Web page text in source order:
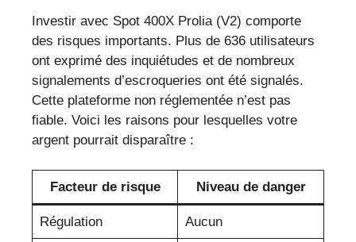
Investir avec Spot 400X Prolia (V2) comporte
des risques importants. Plus de 636 utilisateurs
ont exprimé des inquiétudes et de nombreux
signalements d’escroqueries ont été signalés.
Cette plateforme non réglementée n’est pas
fiable. Voici les raisons pour lesquelles votre
argent pourrait disparaître :
Facteur de risque Niveau de danger
Régulation Aucun